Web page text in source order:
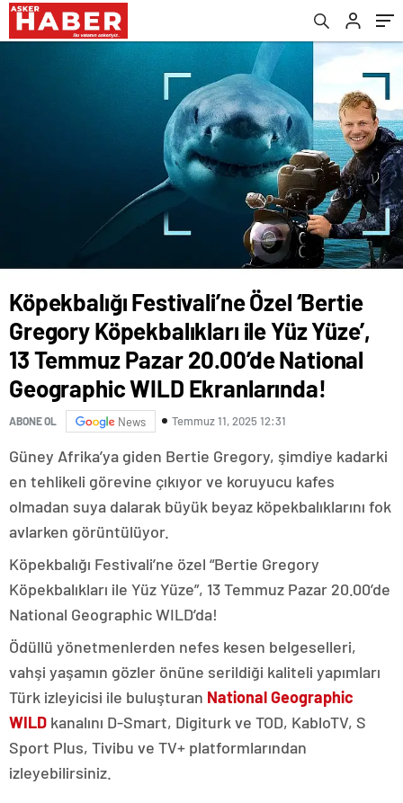
Pazar 20.00’de National Geographic WILD
Ekranlarında!
Köpekbalığı Festivali’ne Özel ‘Bertie
Gregory Köpekbalıkları ile Yüz Yüze’,
13 Temmuz Pazar 20.00’de National
Geographic WILD Ekranlarında!
ABONE OL News Temmuz 11, 2025 12:31
Güney Afrika’ya giden Bertie Gregory, şimdiye kadarki
en tehlikeli görevine çıkıyor ve koruyucu kafes
olmadan suya dalarak büyük beyaz köpekbalıklarını fok
avlarken görüntülüyor.
Köpekbalığı Festivali’ne özel “Bertie Gregory
Köpekbalıkları ile Yüz Yüze”, 13 Temmuz Pazar 20.00’de
National Geographic WILD’da!
Ödüllü yönetmenlerden nefes kesen belgeselleri,
vahşi yaşamın gözler önüne serildiği kaliteli yapımları
Türk izleyicisi ile buluşturan National Geographic
WILD kanalını D-Smart, Digiturk ve TOD, KabloTV, S
Sport Plus, Tivibu ve TV+ platformlarından
izleyebilirsiniz.